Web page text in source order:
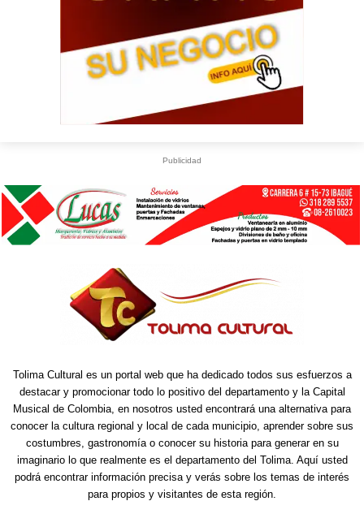
Publicidad
Tolima Cultural es un portal web que ha dedicado todos sus esfuerzos a
destacar y promocionar todo lo positivo del departamento y la Capital
Musical de Colombia, en nosotros usted encontrará una alternativa para
conocer la cultura regional y local de cada municipio, aprender sobre sus
costumbres, gastronomía o conocer su historia para generar en su
imaginario lo que realmente es el departamento del Tolima. Aquí usted
podrá encontrar información precisa y verás sobre los temas de interés
para propios y visitantes de esta región.